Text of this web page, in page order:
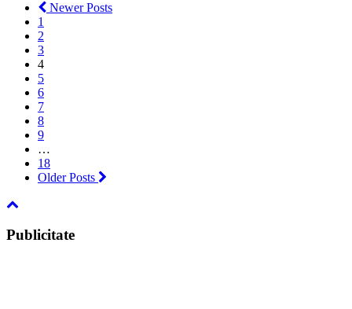
Newer Posts
1
2
3
4
5
6
7
8
9
…
18
Older Posts
Publicitate